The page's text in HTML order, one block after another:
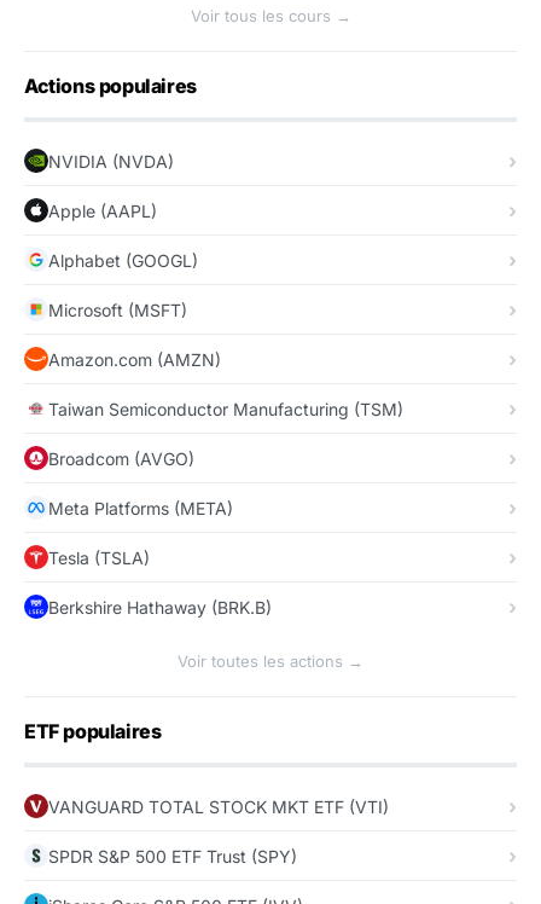
Voir tous les cours →
Actions populaires
NVIDIA (NVDA)
Apple (AAPL)
Alphabet (GOOGL)
Microsoft (MSFT)
Amazon.com (AMZN)
Taiwan Semiconductor Manufacturing (TSM)
Broadcom (AVGO)
Meta Platforms (META)
Tesla (TSLA)
Berkshire Hathaway (BRK.B)
Voir toutes les actions →
ETF populaires
VANGUARD TOTAL STOCK MKT ETF (VTI)
SPDR S&P 500 ETF Trust (SPY)